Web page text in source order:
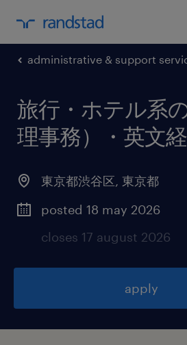
administrative & support
旅行・ホテル系
理事務）・英文
東京都渋谷区, 東京都
posted 18 may 2026
closes 17 august 2026
apply